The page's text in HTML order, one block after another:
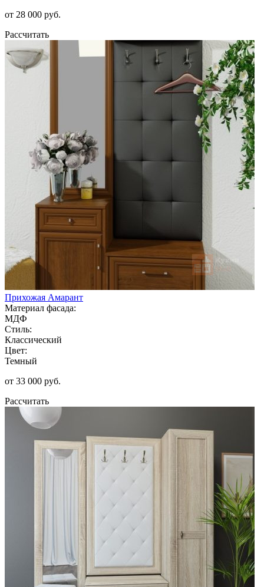
от 28 000 руб.
Рассчитать
Прихожая Амарант
Материал фасада:
МДФ
Стиль:
Классический
Цвет:
Темный
от 33 000 руб.
Рассчитать